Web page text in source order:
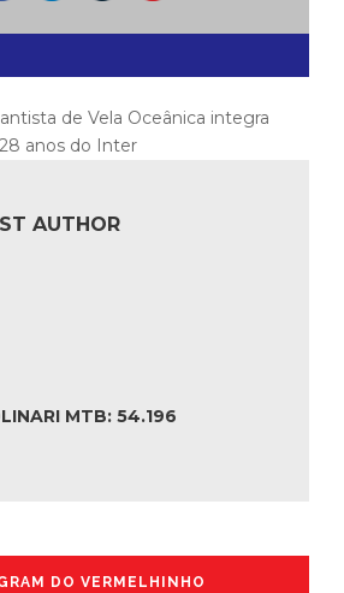
de Vela Oceânica integra
anos do Inter
AUTHOR
MTB: 54.196
DO VERMELHINHO